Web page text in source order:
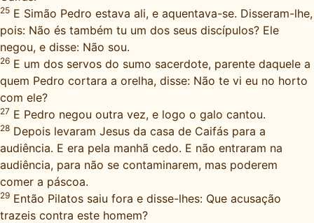
25 E Simão Pedro estava ali, e aquentava-se. Disseram-lhe,
pois: Não és também tu um dos seus discípulos? Ele
negou, e disse: Não sou.
26 E um dos servos do sumo sacerdote, parente daquele a
quem Pedro cortara a orelha, disse: Não te vi eu no horto
com ele?
27 E Pedro negou outra vez, e logo o galo cantou.
28 Depois levaram Jesus da casa de Caifás para a
audiência. E era pela manhã cedo. E não entraram na
audiência, para não se contaminarem, mas poderem
comer a páscoa.
29 Então Pilatos saiu fora e disse-lhes: Que acusação
trazeis contra este homem?